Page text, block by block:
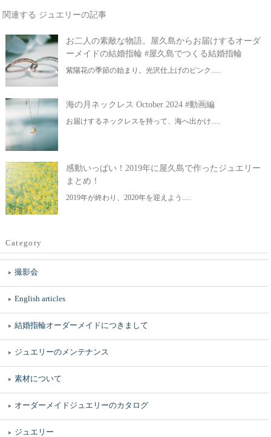
関連する ジュエリーの記事
お二人の素敵な物語。屋久島からお届けするオーダ
ーメイドの結婚指輪 #屋久島でつくる結婚指輪
紫陽花の季節の始まり。光沢仕上げのピンク.....
海の月ネックレス October 2024 #動画編
お届けするネックレスを持って、海へ出かけ.....
感動いっぱい！2019年に屋久島で作ったジュエリー
まとめ！
2019年が終わり、2020年を迎えよう.....
Category
撮影会
English articles
結婚指輪オーダーメイドにつきまして
ジュエリーのメンテナンス
素材について
オーダーメイドジュエリーのカタログ
ジュエリー